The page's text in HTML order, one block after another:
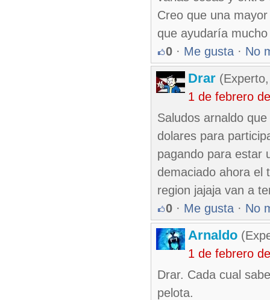
Creo que una
que ayudaría
0 · Me gusta · No
Drar
1 de febrero
Saludos arnaldo
dolares para
pagando para estar
demaciado ahora el
region jajaja van a
0 · Me gusta · No
Arnaldo
1 de febrero
Drar. Cada cual
pelota.